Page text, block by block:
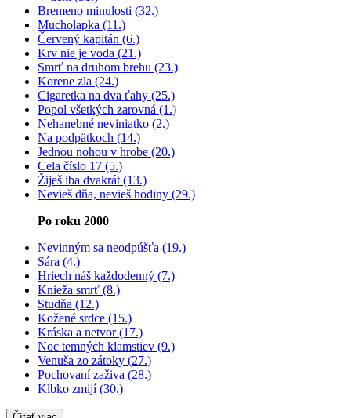
Bremeno minulosti (32.)
Mucholapka (11.)
Červený kapitán (6.)
Krv nie je voda (21.)
Smrť na druhom brehu (23.)
Korene zla (24.)
Cigaretka na dva ťahy (25.)
Popol všetkých zarovná (1.)
Nehanebné neviniatko (2.)
Na podpätkoch (14.)
Jednou nohou v hrobe (20.)
Cela číslo 17 (5.)
Žiješ iba dvakrát (13.)
Nevieš dňa, nevieš hodiny (29.)
Po roku 2000
Nevinným sa neodpúšťa (19.)
Sára (4.)
Hriech náš každodenný (7.)
Knieža smrť (8.)
Studňa (12.)
Kožené srdce (15.)
Kráska a netvor (17.)
Noc temných klamstiev (9.)
Venuša zo zátoky (27.)
Pochovaní zaživa (28.)
Klbko zmijí (30.)